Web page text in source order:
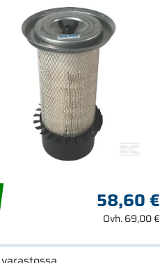
58,60 €
Ovh.69,00 €